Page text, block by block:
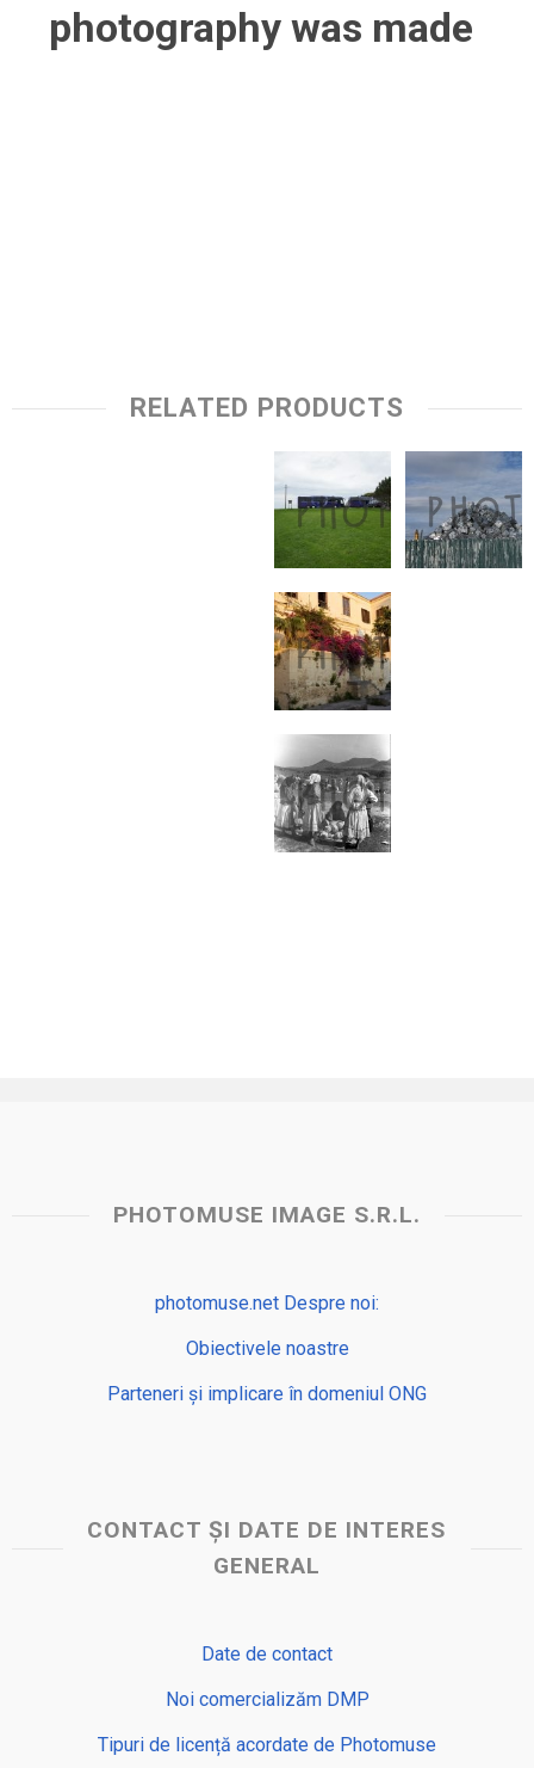
photography was made
RELATED PRODUCTS
PHOTOMUSE IMAGE S.R.L.
photomuse.net Despre noi:
Obiectivele noastre
Parteneri și implicare în domeniul ONG
CONTACT ȘI DATE DE INTERES
GENERAL
Date de contact
Noi comercializăm DMP
Tipuri de licență acordate de Photomuse